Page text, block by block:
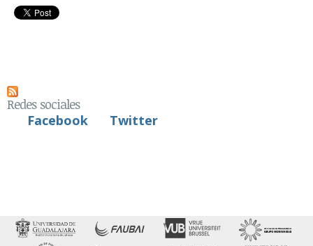
Redes sociales
Facebook
Twitter